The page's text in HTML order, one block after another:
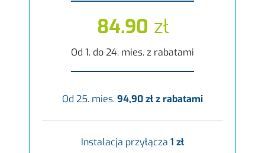
84.90 zł
Od 1. do 24. mies. z rabatami
Od 25. mies.94,90 zł z rabatami
Instalacja przyłącza 1 zł